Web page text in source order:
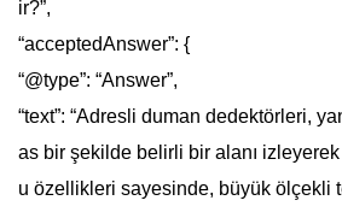
ir?”,
“acceptedAnswer”: {
“@type”: “Answer”,
“text”: “Adresli duman dedektörleri,
as bir şekilde belirli bir alanı izleyerek
u özellikleri sayesinde, büyük ölçekli